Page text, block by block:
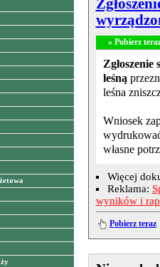
» Pobierz
leśną
leśna
Wniosek
własne
Więcej
Reklama:
wyników i
Pobierz teraz